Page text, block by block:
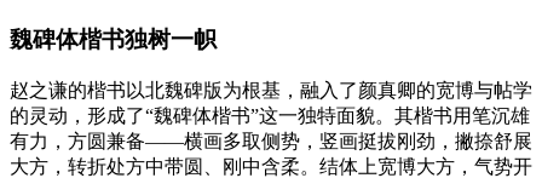
魏碑体楷书独树一帜
赵之谦的楷书以北魏碑版为根基，融入了颜真卿的宽博与帖学
的灵动，形成了“魏碑体楷书”这一独特面貌。其楷书用笔沉雄
有力，方圆兼备——横画多取侧势，竖画挺拔刚劲，撇捺舒展
大方，转折处方中带圆、刚中含柔。结体上宽博大方，气势开